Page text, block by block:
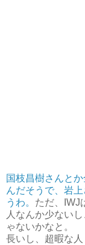
国枝昌樹さんと
んだそうで、岩
うわ。 ただ、IWJ
人なんか少ない
ゃないかなと。
長いし、超暇な